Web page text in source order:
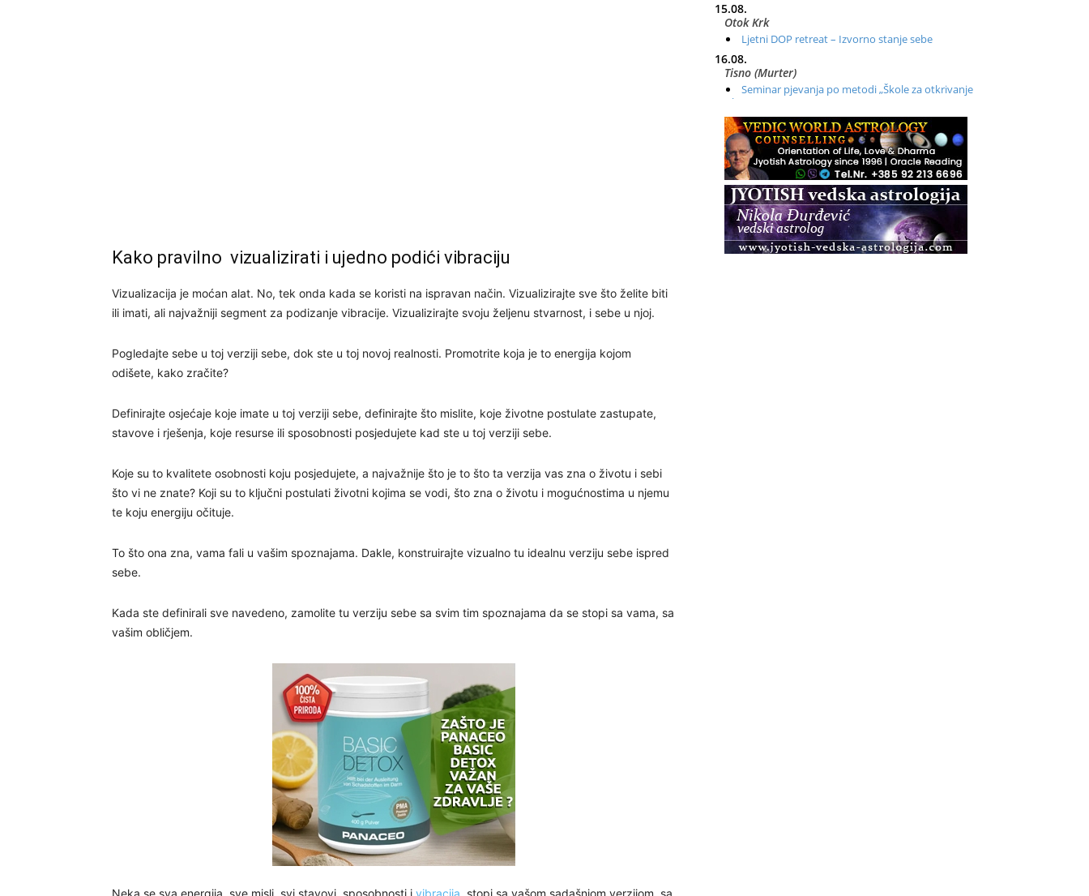
Kako pravilno vizualizirati i ujedno podići vibraciju
Vizualizacija je moćan alat. No, tek onda kada se koristi na ispravan način. Vizualizirajte sve što želite biti
ili imati, ali najvažniji segment za podizanje vibracije. Vizualizirajte svoju željenu stvarnost, i sebe u njoj.
Pogledajte sebe u toj verziji sebe, dok ste u toj novoj realnosti. Promotrite koja je to energija kojom
odišete, kako zračite?
Definirajte osjećaje koje imate u toj verziji sebe, definirajte što mislite, koje životne postulate zastupate,
stavove i rješenja, koje resurse ili sposobnosti posjedujete kad ste u toj verziji sebe.
Koje su to kvalitete osobnosti koju posjedujete, a najvažnije što je to što ta verzija vas zna o životu i sebi
što vi ne znate? Koji su to ključni postulati životni kojima se vodi, što zna o životu i mogućnostima u njemu
te koju energiju očituje.
To što ona zna, vama fali u vašim spoznajama. Dakle, konstruirajte vizualno tu idealnu verziju sebe ispred
sebe.
Kada ste definirali sve navedeno, zamolite tu verziju sebe sa svim tim spoznajama da se stopi sa vama, sa
vašim obličjem.
Neka se sva energija, sve misli, svi stavovi, sposobnosti i vibracija , stopi sa vašom sadašnjom verzijom, sa
15.08.
Otok Krk
Ljetni DOP retreat – Izvorno stanje sebe
16.08.
Tisno (Murter)
Seminar pjevanja po metodi „Škole za otkrivanje
glasa“
20.08.
Online
Radionica: Pomagači iz drugih dimenzija Online –
otvoreno za sve
21.08.
Zagreb+Online
Osnovni ThetaHealing® tečaj, Zagreb i Online
22.08.
Pula